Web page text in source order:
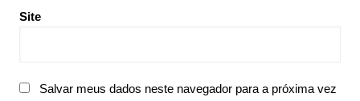
Site
Salvar meus dados neste navegador para a próxima vez